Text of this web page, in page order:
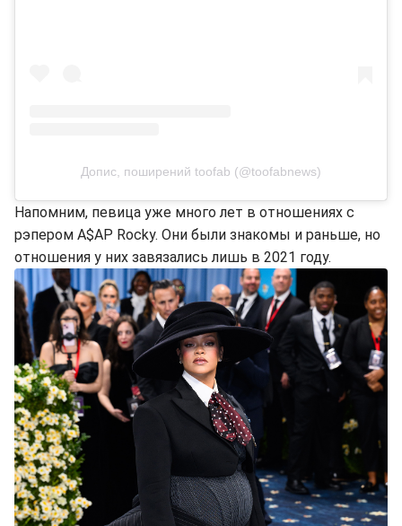
Допис, поширений toofab (@toofabnews)
Напомним, певица уже много лет в отношениях с
рэпером A$AP Rocky. Они были знакомы и раньше, но
отношения у них завязались лишь в 2021 году.